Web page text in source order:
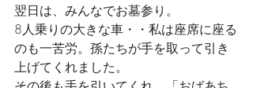
翌日は、みんなでお墓参り。
8人乗りの大きな車・・私は座席に座る
のも一苦労。孫たちが手を取って引き
上げてくれました。